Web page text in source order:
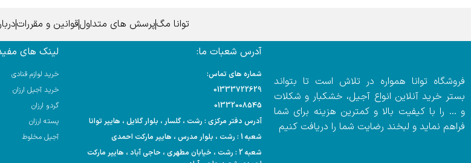
توانا مگپرسش های متداولقوانین و مقررات
فروشگاه توانا همواره در تلاش است تا بتواند
بستر خرید آنلاین انواع آجیل، خشکبار و شکلات
و … را با کیفیت بالا و کمترین هزینه برای شما
فراهم نماید و لبخند رضایت شما را دریافت کنیم
آدرس شعبات ما:
شماره های تماس:
01333722629
01332008545
آدرس دفتر مرکزی : رشت ، گلسار ، بلوار گلایل ، هایپر توانا
شعبه 1 : رشت ، بلوار مدرس ، هایپر مارکت احمدی
شعبه 2 : رشت ، خیابان مطهری ، حاجی آباد ، هایپر مارکت
لینک های
خرید لوازم قنادی
خرید آجیل ارزان
گردو ارزان
پسته ارزان
آجیل مخلوط